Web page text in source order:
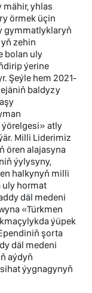
mähir, yhlas
örmek üçin
gymmatlyklaryň
zehin
bolan uly
ýerine
Şeýle hem 2021-
baldyzy
atly
Milli Liderimiz
ören alajasyna
ýylysyny,
halkynyň milli
uly hormat
däl medeni
«Türkmen
ýüpek
şorta
däl medeni
aýdyň
ýygnagynyň